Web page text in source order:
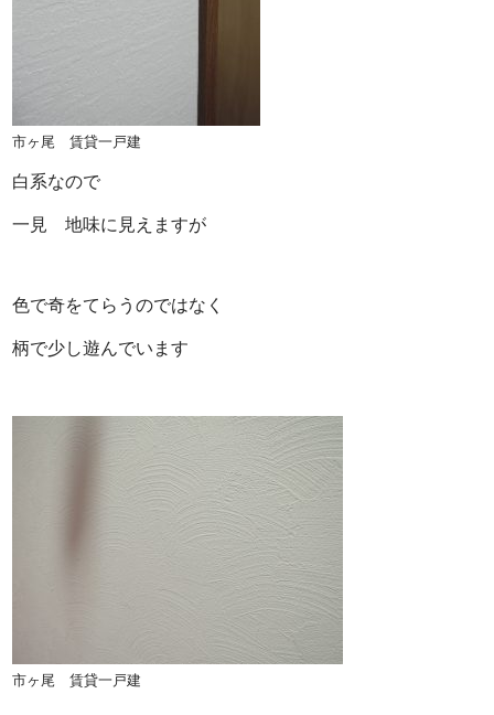
市ヶ尾 賃貸一戸建
白系なので
一見 地味に見えますが
色で奇をてらうのではなく
柄で少し遊んでいます
市ヶ尾 賃貸一戸建